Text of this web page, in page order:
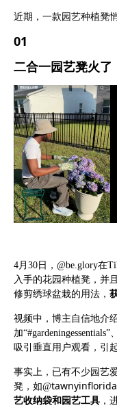
近期，一款园艺种植凳
01
二合一园艺凳火了
4月30日，@be.glory在
入手的花园种植凳，并
修剪绣球盆栽的用法，
视频中，博主自信地介
加
吸引垂直用户观看，引
事实上，已有不少园艺
凳，如@tawnyinflorida
艺收纳袋和园艺工具 ，